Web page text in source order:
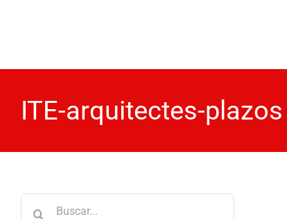
ITE-arquitectes-plazos
Buscar: